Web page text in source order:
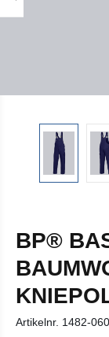
BP®
Artikelnr. 1482-